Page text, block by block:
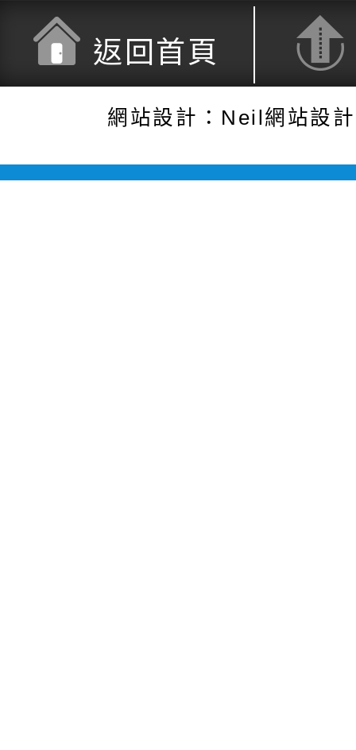
返回首頁
網站設計：Neil網站設